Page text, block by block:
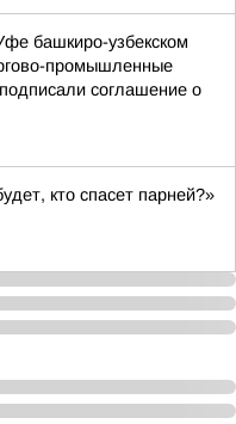
башкиро-узбекском
промышленные
соглашение о
кто спасет парней?»